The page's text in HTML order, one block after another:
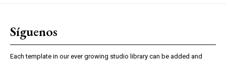
Síguenos
Each template in our ever growing studio library can be added and